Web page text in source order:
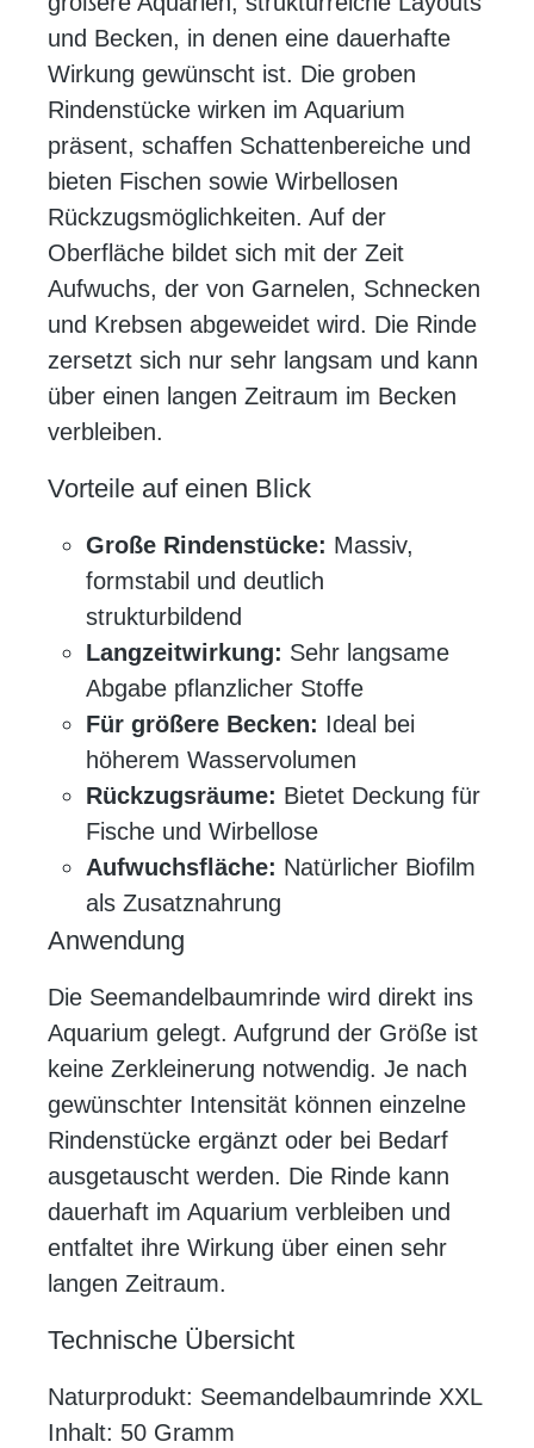
und Becken, in denen eine dauerhafte
Wirkung gewünscht ist. Die groben
Rindenstücke wirken im Aquarium
präsent, schaffen Schattenbereiche und
bieten Fischen sowie Wirbellosen
Rückzugsmöglichkeiten. Auf der
Oberfläche bildet sich mit der Zeit
Aufwuchs, der von Garnelen, Schnecken
und Krebsen abgeweidet wird. Die Rinde
zersetzt sich nur sehr langsam und kann
über einen langen Zeitraum im Becken
verbleiben.
Vorteile auf einen Blick
Große Rindenstücke: Massiv,
formstabil und deutlich
strukturbildend
Langzeitwirkung: Sehr langsame
Abgabe pflanzlicher Stoffe
Für größere Becken: Ideal bei
höherem Wasservolumen
Rückzugsräume: Bietet Deckung für
Fische und Wirbellose
Aufwuchsfläche: Natürlicher Biofilm
als Zusatznahrung
Anwendung
Die Seemandelbaumrinde wird direkt ins
Aquarium gelegt. Aufgrund der Größe ist
keine Zerkleinerung notwendig. Je nach
gewünschter Intensität können einzelne
Rindenstücke ergänzt oder bei Bedarf
ausgetauscht werden. Die Rinde kann
dauerhaft im Aquarium verbleiben und
entfaltet ihre Wirkung über einen sehr
langen Zeitraum.
Technische Übersicht
Naturprodukt: Seemandelbaumrinde XXL
Inhalt: 50 Gramm